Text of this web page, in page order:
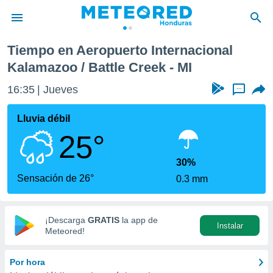
de
para
se
calidad.
a este
las
y
forma
basada
Tiempo en Aeropuerto Internacional
Kalamazoo / Battle Creek - MI
16:35 Jueves ...
Lluvia débil
25°
Sensación de 26°
30%
0.3 mm
¡Descarga GRATIS la app de
Meteored!
Instalar
Por hora